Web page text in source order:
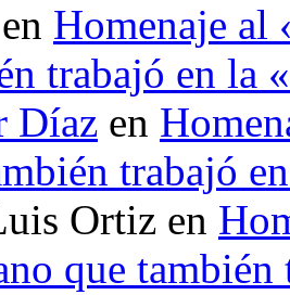
en Homenaje al
trabajó en la
Díaz en
trabajó
Ortiz en
que